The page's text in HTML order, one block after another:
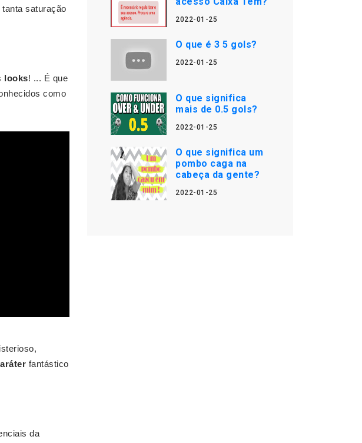
saturação
looks! ... É que
como
fantástico
da
2022-01-25
O que é 3 5 gols?
2022-01-25
O que significa
mais de 0.5 gols?
2022-01-25
O que significa um
pombo caga na
cabeça da gente?
2022-01-25